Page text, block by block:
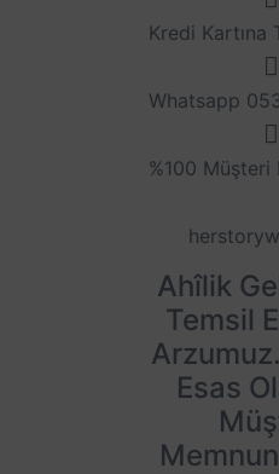
Kredi Kartına
Whatsapp
%100 Müşteri
Ahîlik
Temsil
Esas